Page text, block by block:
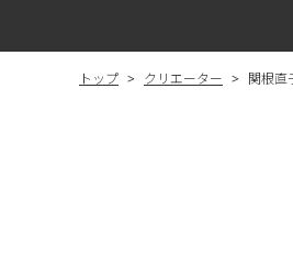
トップ > クリエーター > 関根直